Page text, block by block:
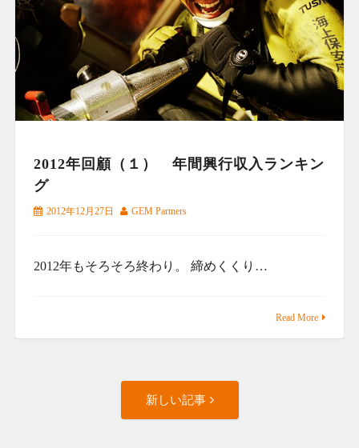
2012年回顧（１） 年間興行収入ランキン
グ
2012年12月27日 GEM Partners
2012年もそろそろ終わり。 締めくくり…
Read More
新しい記事